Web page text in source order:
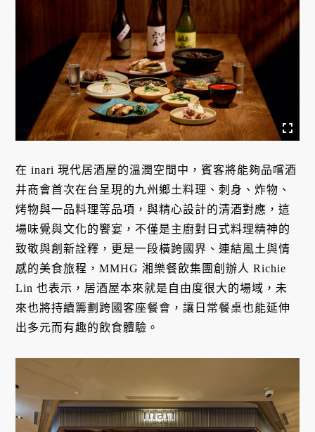
在 inari 現代居酒屋的溫潤空間中，賓客將能夠品嚐酒
井商會首次在台呈現的九州鄉土料理、刺身、炸物、
烤物與一品料理等品項，與精心設計的清酒對應，這
場味覺與文化的饗宴，不僅是主廚對日式料理精神的
致敬與創新詮釋，更是一段橫跨國界、連結風土與情
感的美食旅程，MMHG 湘樂餐飲集團創辦人 Richie
Lin 也表示，居酒屋本來就是自由度很大的場域，未
來也將持續籌劃跨國客座餐會，讓日常餐桌也能延伸
出多元而有趣的飲食體驗。